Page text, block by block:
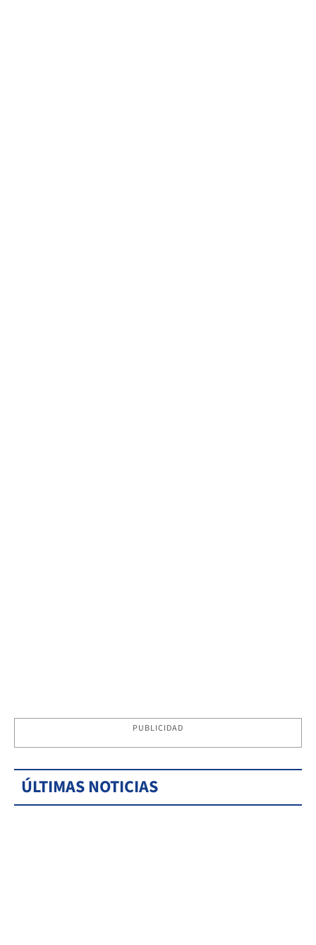
PUBLICIDAD
ÚLTIMAS NOTICIAS